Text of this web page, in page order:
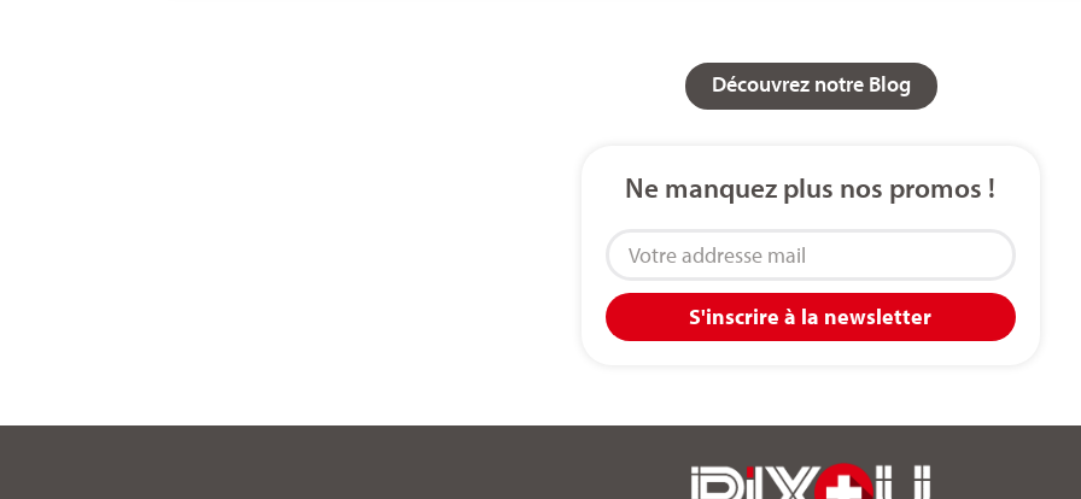
Découvrez notre Blog
Ne manquez plus nos promos !
S'inscrire à la newsletter